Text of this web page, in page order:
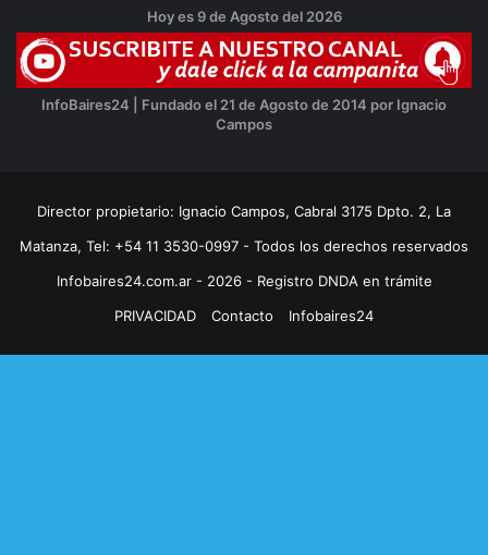
Hoy es 9 de Agosto del 2026
InfoBaires24 | Fundado el 21 de Agosto de 2014 por Ignacio
Campos
Director propietario: Ignacio Campos, Cabral 3175 Dpto. 2, La
Matanza, Tel: +54 11 3530-0997 - Todos los derechos reservados
Infobaires24.com.ar - 2026 - Registro DNDA en trámite
PRIVACIDAD
Contacto Infobaires24